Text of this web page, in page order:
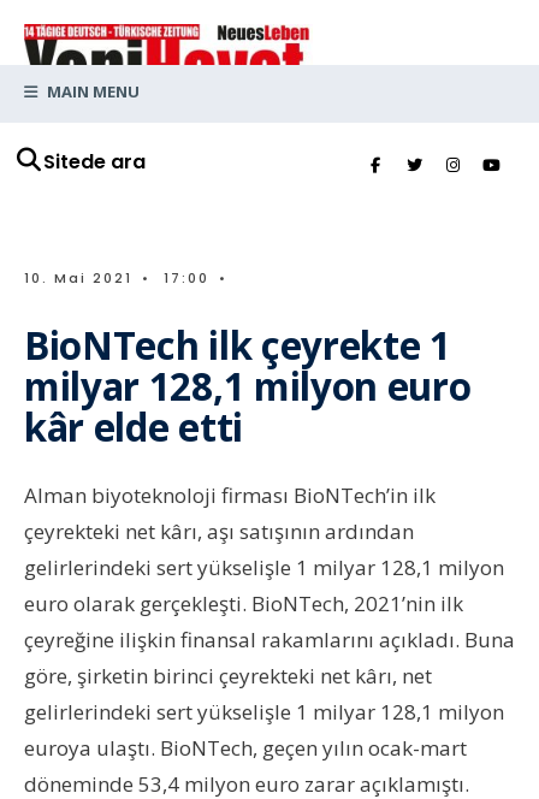
Sitede ara
MAIN MENU
10. Mai 2021 • 17:00 •
BioNTech ilk çeyrekte 1
milyar 128,1 milyon euro
kâr elde etti
Alman biyoteknoloji firması BioNTech’in ilk
çeyrekteki net kârı, aşı satışının ardından
gelirlerindeki sert yükselişle 1 milyar 128,1 milyon
euro olarak gerçekleşti. BioNTech, 2021’nin ilk
çeyreğine ilişkin finansal rakamlarını açıkladı. Buna
göre, şirketin birinci çeyrekteki net kârı, net
gelirlerindeki sert yükselişle 1 milyar 128,1 milyon
euroya ulaştı. BioNTech, geçen yılın ocak-mart
döneminde 53,4 milyon euro zarar açıklamıştı.